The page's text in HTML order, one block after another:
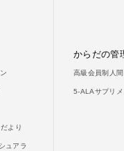
より
ュアラ
からだの管
高級会員制人
5-ALAサプリ